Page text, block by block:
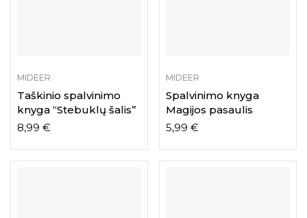
MIDEER
Taškinio spalvinimo
knyga “Stebuklų šalis”
8,99 €
MIDEER
Spalvinimo knyga
Magijos pasaulis
5,99 €